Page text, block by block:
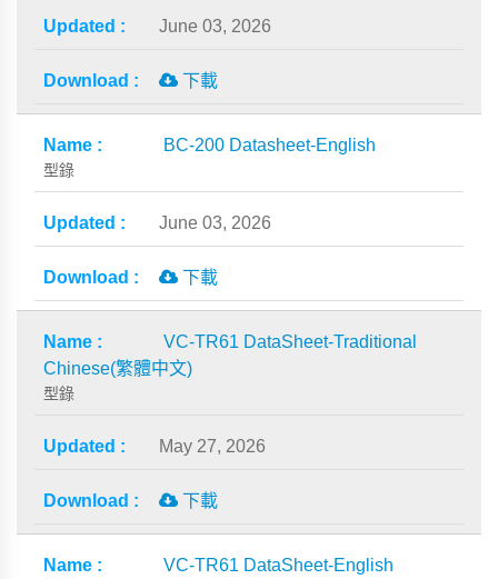
June 03, 2026
下載
BC-200 Datasheet-English
型錄
June 03, 2026
下載
VC-TR61 DataSheet-Traditional
Chinese(繁體中文)
型錄
May 27, 2026
下載
VC-TR61 DataSheet-English